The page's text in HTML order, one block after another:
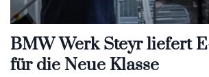
BMW Werk Steyr liefert
für die Neue Klasse